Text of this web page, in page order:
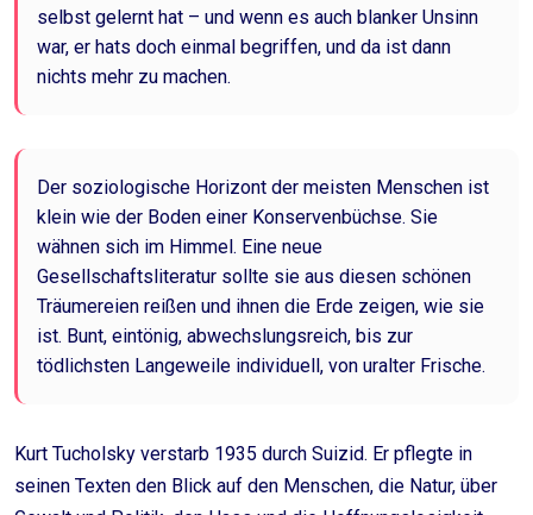
selbst gelernt hat – und wenn es auch blanker Unsinn
war, er hats doch einmal begriffen, und da ist dann
nichts mehr zu machen.
Der soziologische Horizont der meisten Menschen ist
klein wie der Boden einer Konservenbüchse. Sie
wähnen sich im Himmel. Eine neue
Gesellschaftsliteratur sollte sie aus diesen schönen
Träumereien reißen und ihnen die Erde zeigen, wie sie
ist. Bunt, eintönig, abwechslungsreich, bis zur
tödlichsten Langeweile individuell, von uralter Frische.
Kurt Tucholsky verstarb 1935 durch Suizid. Er pflegte in
seinen Texten den Blick auf den Menschen, die Natur, über